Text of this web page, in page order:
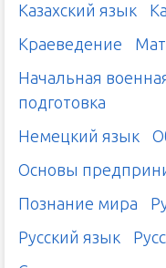
Казахский язык
Краеведение
Начальная
подготовка
Немецкий язык
Основы
Познание мира
Русский язык